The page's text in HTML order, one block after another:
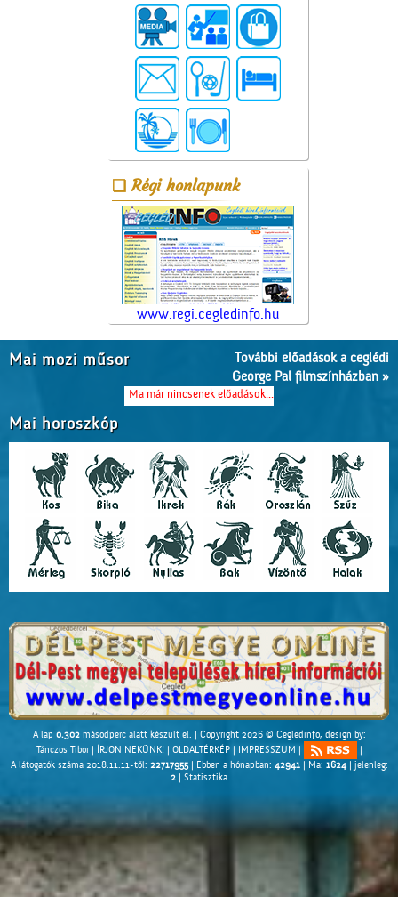
Régi honlapunk
www.regi.cegledinfo.hu
Mai mozi műsor
További előadások a ceglédi
George Pal filmszínházban »
Ma már nincsenek előadások...
Mai horoszkóp
A lap 0.302másodperc alatt készült el. | Copyright 2026 © Cegledinfo, design by:
Tánczos Tibor| ÍRJON NEKÜNK!| OLDALTÉRKÉP| IMPRESSZUM |
|
A látogatók száma 2018.11.11-től: 22717955| Ebben a hónapban: 42941| Ma: 1624| jelenleg:
2 | Statisztika